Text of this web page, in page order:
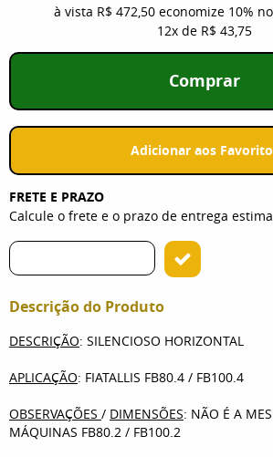
à vista R$ 472,50 economize 10%
12x de R$ 43,75
Comprar
Adicionar aos
FRETE E PRAZO
Calcule o frete e o prazo de entrega
Descrição do Produto
DESCRIÇÃO: SILENCIOSO HORIZONTAL
APLICAÇÃO: FIATALLIS FB80.4 / FB100.4
OBSERVAÇÕES / DIMENSÕES: NÃO É A
MÁQUINAS FB80.2 / FB100.2